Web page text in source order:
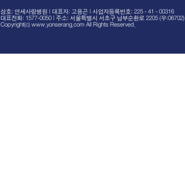
상호: 연세사랑병원 | 대표자: 고용곤 | 사업자등록번호: 225 - 41 - 00316
대표전화: 1577-0050 | 주소: 서울특별시 서초구 남부순환로 2205 (우:06702)
Copyright(c) www.yonserang.com All Rights Reserved.